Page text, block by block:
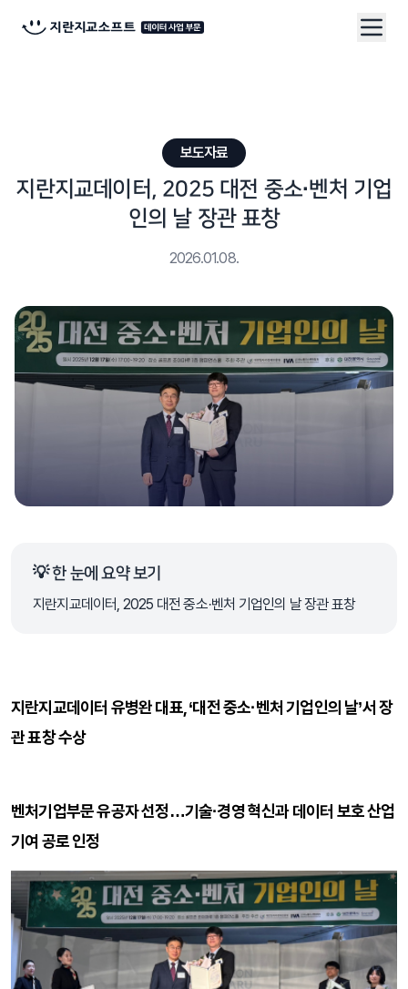
보도자료
지란지교데이터, 2025 대전 중소·벤처 기업
인의 날 장관 표창
2026.01.08.
💡 한 눈에 요약 보기
지란지교데이터, 2025 대전 중소·벤처 기업인의 날 장관 표창
지란지교데이터 유병완 대표, ‘대전 중소·벤처 기업인의 날’서 장
관 표창 수상
벤처기업부문 유공자 선정…기술·경영 혁신과 데이터 보호 산업
기여 공로 인정